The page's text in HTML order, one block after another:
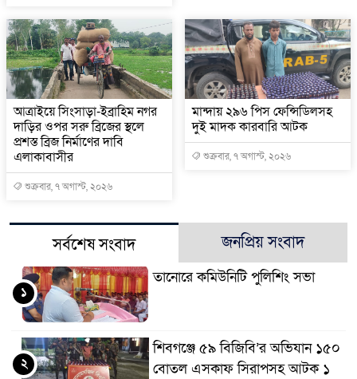
আত্রাইয়ে সিংসাড়া-ইব্রাহিম নগর
দাড়ির ওপর সরু ব্রিজের স্থলে
প্রশস্ত ব্রিজ নির্মাণের দাবি
এলাকাবাসীর
শুক্রবার, ৭ অগাস্ট, ২০২৬
মান্দায় ২৯৬ পিস ফেন্সিডিলসহ
দুই মাদক কারবারি আটক
শুক্রবার, ৭ অগাস্ট, ২০২৬
সর্বশেষ সংবাদ জনপ্রিয় সংবাদ
তানোরে কমিউনিটি পুলিশিং সভা
১
শিবগঞ্জে ৫৯ বিজিবি’র অভিযান ১৫০
বোতল এসকাফ সিরাপসহ আটক ১
২